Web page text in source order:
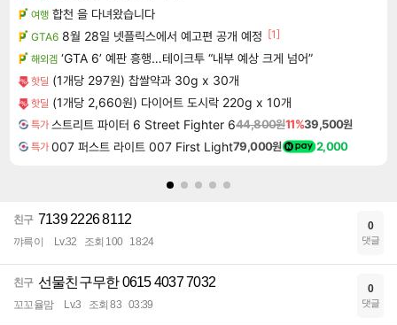
여행 합천 을 다녀왔습니다
GTA6 8월 28일 넷플릭스에서 예고편 공개 예정 [1]
해외겜 ‘GTA 6’ 예판 흥행…테이크투 “내부 예상 크게 넘어”
핫딜 (1개당 297원) 찹쌀약과 30g x 30개
핫딜 (1개당 2,660원) 다이어트 도시락 220g x 10개
특가 스트리트 파이터 6 Street Fighter 644,800원11%39,500원
특가 007 퍼스트 라이트 007 First Light79,000원 2,000
친구 7139 2226 8112
꺄륵이 Lv.32 조회 100 18:24
0
댓글
친구 선물친구무한 0615 4037 7032
꼬꼬율맘 Lv.3 조회 83 03:39
0
댓글